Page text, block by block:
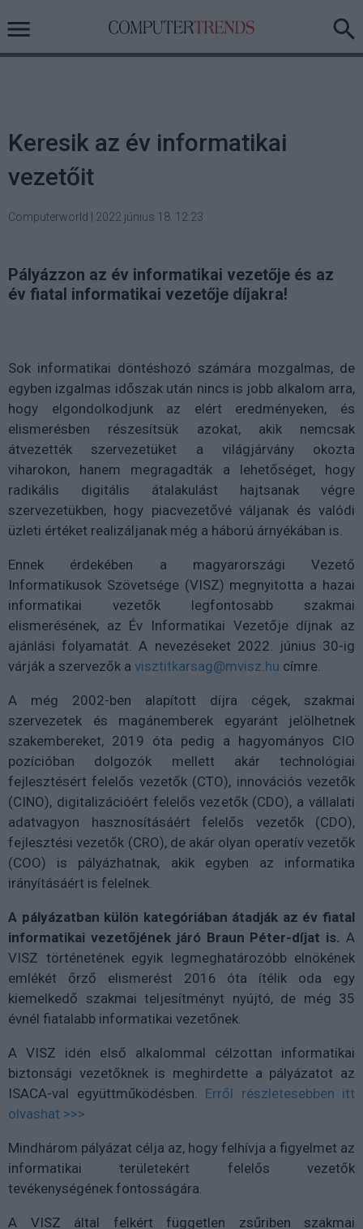
Keresik az év informatikai
vezetőit
Computerworld 2022 június 18. 12:23
Pályázzon az év informatikai vezetője és az
év fiatal informatikai vezetője díjakra!
Sok informatikai döntéshozó számára mozgalmas, de
egyben izgalmas időszak után nincs is jobb alkalom arra,
hogy elgondolkodjunk az elért eredményeken, és
elismerésben részesítsük azokat, akik nemcsak
átvezették szervezetüket a világjárvány okozta
viharokon, hanem megragadták a lehetőséget, hogy
radikális digitális átalakulást hajtsanak végre
szervezetükben, hogy piacvezetővé váljanak és valódi
üzleti értéket realizáljanak még a háború árnyékában is.
Ennek érdekében a magyarországi Vezető
Informatikusok Szövetsége (VISZ) megnyitotta a hazai
informatikai vezetők legfontosabb szakmai
elismerésének, az Év Informatikai Vezetője díjnak az
ajánlási folyamatát. A nevezéseket 2022. június 30-ig
várják a szervezők a visztitkarsag@mvisz.hu címre.
A még 2002-ben alapított díjra cégek, szakmai
szervezetek és magánemberek egyaránt jelölhetnek
szakembereket, 2019 óta pedig a hagyományos CIO
pozícióban dolgozók mellett akár technológiai
fejlesztésért felelős vezetők (CTO), innovációs vezetők
(CINO), digitalizációért felelős vezetők (CDO), a vállalati
adatvagyon hasznosításáért felelős vezetők (CDO),
fejlesztési vezetők (CRO), de akár olyan operatív vezetők
(COO) is pályázhatnak, akik egyben az informatika
irányításáért is felelnek.
A pályázatban külön kategóriában átadják az év fiatal
informatikai vezetőjének járó Braun Péter-díjat is. A
VISZ történetének egyik legmeghatározóbb elnökének
emlékét őrző elismerést 2016 óta ítélik oda egy
kiemelkedő szakmai teljesítményt nyújtó, de még 35
évnél fiatalabb informatikai vezetőnek.
A VISZ idén első alkalommal célzottan informatikai
biztonsági vezetőknek is meghirdette a pályázatot az
ISACA-val együttműködésben. Erről részletesebben itt
olvashat >>>
Mindhárom pályázat célja az, hogy felhívja a figyelmet az
informatikai területekért felelős vezetők
tevékenységének fontosságára.
A VISZ által felkért független zsűriben szakmai